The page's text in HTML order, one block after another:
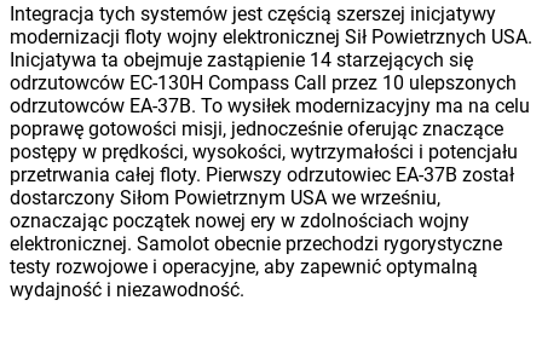
Integracja tych systemów jest częścią szerszej inicjatywy
modernizacji floty wojny elektronicznej Sił Powietrznych USA.
Inicjatywa ta obejmuje zastąpienie 14 starzejących się
odrzutowców EC-130H Compass Call przez 10 ulepszonych
odrzutowców EA-37B. To wysiłek modernizacyjny ma na celu
poprawę gotowości misji, jednocześnie oferując znaczące
postępy w prędkości, wysokości, wytrzymałości i potencjału
przetrwania całej floty. Pierwszy odrzutowiec EA-37B został
dostarczony Siłom Powietrznym USA we wrześniu,
oznaczając początek nowej ery w zdolnościach wojny
elektronicznej. Samolot obecnie przechodzi rygorystyczne
testy rozwojowe i operacyjne, aby zapewnić optymalną
wydajność i niezawodność.